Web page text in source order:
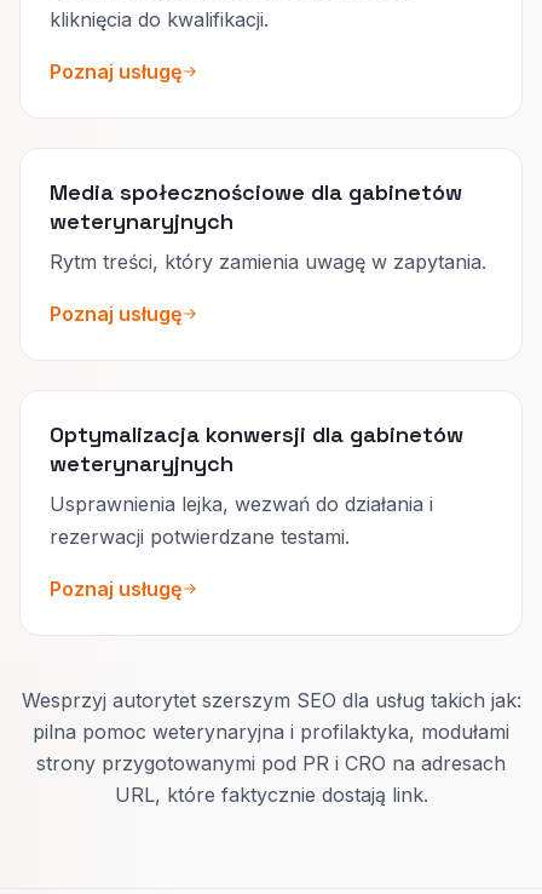
kliknięcia do kwalifikacji.
Poznaj usługę
Media społecznościowe dla gabinetów
weterynaryjnych
Rytm treści, który zamienia uwagę w zapytania.
Poznaj usługę
Optymalizacja konwersji dla gabinetów
weterynaryjnych
Usprawnienia lejka, wezwań do działania i
rezerwacji potwierdzane testami.
Poznaj usługę
Wesprzyj autorytet szerszym SEO dla usług takich jak:
pilna pomoc weterynaryjna i profilaktyka, modułami
strony przygotowanymi pod PR i CRO na adresach
URL, które faktycznie dostają link.